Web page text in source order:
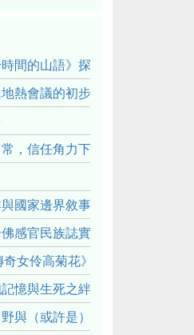
間的山語》探討「我們的」立
熱會議的初步觀察
，信任角力下的情感伏流
國家邊界敘事： 《路有多長》
感官民族誌實驗室
奇女伶高菊花》： 透過紀錄片
憶與生死之絆
與（或許是）人類學的成年禮